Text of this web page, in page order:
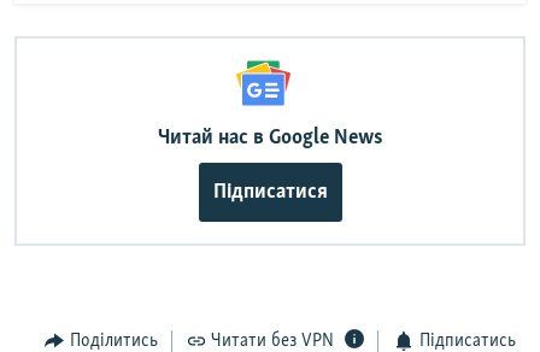
Читай нас в Google News
Підписатися
Поділитись Читати без VPN Підписатись